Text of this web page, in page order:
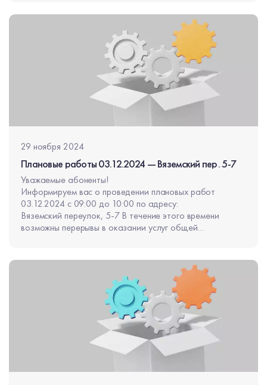
29 ноября 2024
Плановые работы 03.12.2024 — Вяземский пер. 5-7
Уважаемые абоненты!
Информируем вас о проведении плановых работ
03.12.2024 с 09:00 до 10:00 по адресу:
Вяземский переулок, 5-7 В течение этого времени
возможны перерывы в оказании услуг общей